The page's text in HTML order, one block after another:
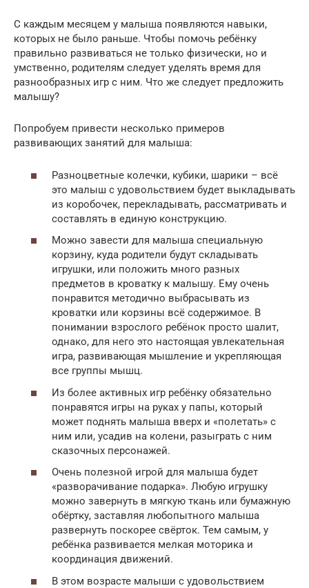
С каждым месяцем у малыша появляются навыки,
которых не было раньше. Чтобы помочь ребёнку
правильно развиваться не только физически, но и
умственно, родителям следует уделять время для
разнообразных игр с ним. Что же следует предложить
малышу?
Попробуем привести несколько примеров
развивающих занятий для малыша:
Разноцветные колечки, кубики, шарики – всё
это малыш с удовольствием будет выкладывать
из коробочек, перекладывать, рассматривать и
составлять в единую конструкцию.
Можно завести для малыша специальную
корзину, куда родители будут складывать
игрушки, или положить много разных
предметов в кроватку к малышу. Ему очень
понравится методично выбрасывать из
кроватки или корзины всё содержимое. В
понимании взрослого ребёнок просто шалит,
однако, для него это настоящая увлекательная
игра, развивающая мышление и укрепляющая
все группы мышц.
Из более активных игр ребёнку обязательно
понравятся игры на руках у папы, который
может поднять малыша вверх и «полетать» с
ним или, усадив на колени, разыграть с ним
сказочных персонажей.
Очень полезной игрой для малыша будет
«разворачивание подарка». Любую игрушку
можно завернуть в мягкую ткань или бумажную
обёртку, заставляя любопытного малыша
развернуть поскорее свёрток. Тем самым, у
ребёнка развивается мелкая моторика и
координация движений.
В этом возрасте малыши с удовольствием